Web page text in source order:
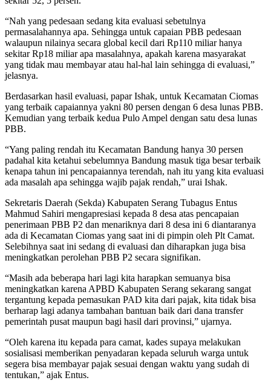
“Nah yang pedesaan sedang kita evaluasi sebetulnya
permasalahannya apa. Sehingga untuk capaian PBB pedesaan
walaupun nilainya secara global kecil dari Rp110 miliar hanya
sekitar Rp18 miliar apa masalahnya, apakah karena masyarakat
yang tidak mau membayar atau hal-hal lain sehingga di evaluasi,”
jelasnya.
Berdasarkan hasil evaluasi, papar Ishak, untuk Kecamatan Ciomas
yang terbaik capaiannya yakni 80 persen dengan 6 desa lunas PBB.
Kemudian yang terbaik kedua Pulo Ampel dengan satu desa lunas
PBB.
“Yang paling rendah itu Kecamatan Bandung hanya 30 persen
padahal kita ketahui sebelumnya Bandung masuk tiga besar terbaik
kenapa tahun ini pencapaiannya terendah, nah itu yang kita evaluasi
ada masalah apa sehingga wajib pajak rendah,” urai Ishak.
Sekretaris Daerah (Sekda) Kabupaten Serang Tubagus Entus
Mahmud Sahiri mengapresiasi kepada 8 desa atas pencapaian
penerimaan PBB P2 dan menariknya dari 8 desa ini 6 diantaranya
ada di Kecamatan Ciomas yang saat ini di pimpin oleh Plt Camat.
Selebihnya saat ini sedang di evaluasi dan diharapkan juga bisa
meningkatkan perolehan PBB P2 secara signifikan.
“Masih ada beberapa hari lagi kita harapkan semuanya bisa
meningkatkan karena APBD Kabupaten Serang sekarang sangat
tergantung kepada pemasukan PAD kita dari pajak, kita tidak bisa
berharap lagi adanya tambahan bantuan baik dari dana transfer
pemerintah pusat maupun bagi hasil dari provinsi,” ujarnya.
“Oleh karena itu kepada para camat, kades supaya melakukan
sosialisasi memberikan penyadaran kepada seluruh warga untuk
segera bisa membayar pajak sesuai dengan waktu yang sudah di
tentukan,” ajak Entus.